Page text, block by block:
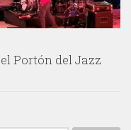
Portón del Jazz